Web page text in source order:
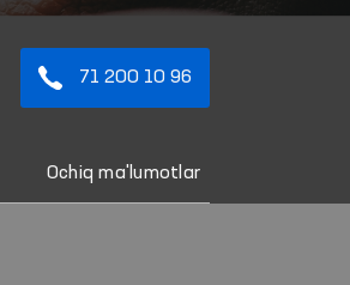
71 200 10 96
Ochiq ma'lumotlar